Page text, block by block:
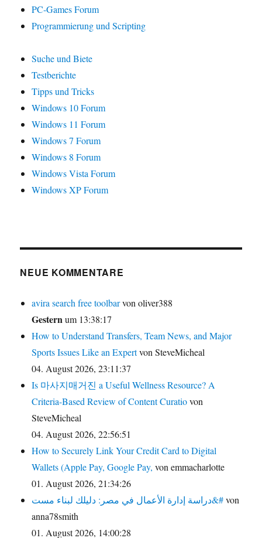
PC-Games Forum
Programmierung und Scripting
Suche und Biete
Testberichte
Tipps und Tricks
Windows 10 Forum
Windows 11 Forum
Windows 7 Forum
Windows 8 Forum
Windows Vista Forum
Windows XP Forum
NEUE KOMMENTARE
avira search free toolbarvon oliver388
Gesternum 13:38:17
How to Understand Transfers, Team News, and Major
Sports Issues Like an Expertvon SteveMicheal
04. August 2026, 23:11:37
Is 마사지매거진 a Useful Wellness Resource? A
Criteria-Based Review of Content Curatiovon
SteveMicheal
04. August 2026, 22:56:51
How to Securely Link Your Credit Card to Digital
Wallets (Apple Pay, Google Pay, von emmacharlotte
01. August 2026, 21:34:26
دراسة إدارة الأعمال في مصر: دليلك لبناء مست&#von
anna78smith
01. August 2026, 14:00:28